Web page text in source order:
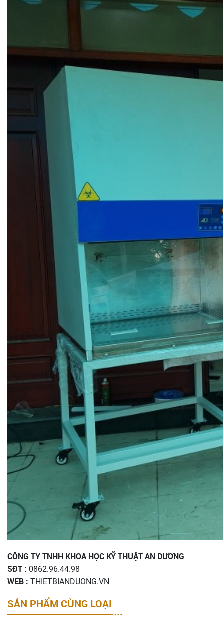
CÔNG TY TNHH KHOA HỌC KỸ THUẬT AN DƯƠNG
SĐT : 0862.96.44.98
WEB : THIETBIANDUONG.VN
SẢN PHẨM CÙNG LOẠI